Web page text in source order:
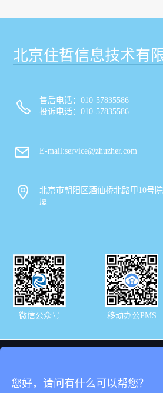
北京住哲信息技术有
售后电话：010-57835586
投诉电话：010-57835586
E-mail:service@zhuzher.com
北京市朝阳区酒仙桥北路甲10号
厦
微信公众号 移动办公PMS
艺龙酒店预订
您好，请问有什么可以帮您？